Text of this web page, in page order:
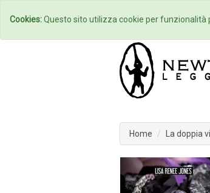
Home
Home La doppia
Cookies:Questo sito utilizza cookie per funzionalità